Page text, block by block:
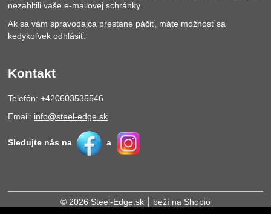
nezahltili vaše e-mailovej schránky.
Ak sa vám spravodajca prestane páčiť, máte možnosť sa
kedykoľvek odhlásiť.
Kontakt
Telefón: +420603535546
Email: info@steel-edge.sk
Sledujte nás na a
© 2026 Steel-Edge.sk beží na Shopio